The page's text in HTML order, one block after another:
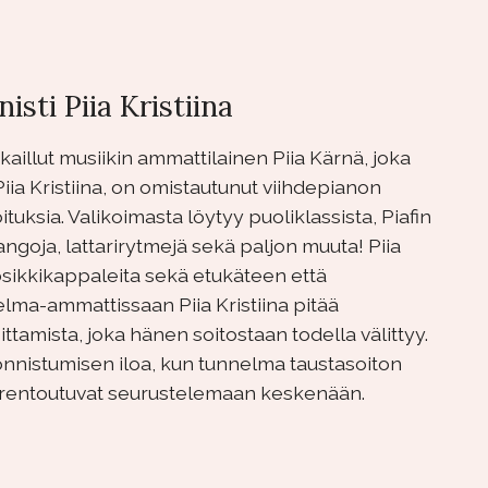
Piia Kristiina
musiikin ammattilainen Piia Kärnä, joka
Kristiina, on omistautunut viihdepianon
Valikoimasta löytyy puoliklassista, Piafin
lattarirytmejä sekä paljon muuta! Piia
sekä etukäteen että
ammattissaan Piia Kristiina pitää
joka hänen soitostaan todella välittyy.
iloa, kun tunnelma taustasoiton
seurustelemaan keskenään.